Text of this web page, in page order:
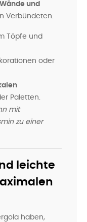
Wände und
Verbündeten:
Töpfe und
oder
Paletten.
mit
zu einer
leichte
haben,